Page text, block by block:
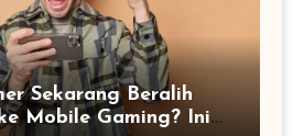
Sekarang Beralih
Mobile Gaming? Ini